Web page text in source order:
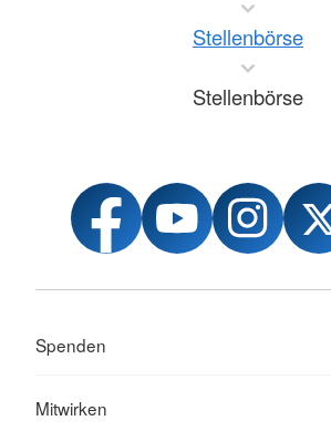
Stellenbörse
Stellenbörse
Spenden
Mitwirken